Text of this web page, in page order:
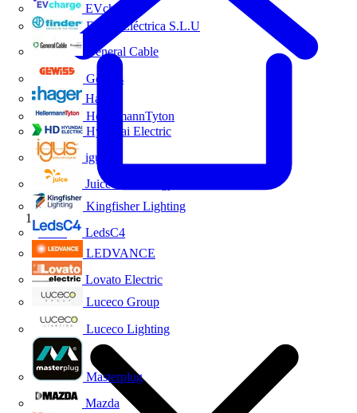
EVcharge
Finder Eléctrica S.L.U
General Cable
Gewiss
Hager
HellermannTyton
Hyundai Electric
igus
Juice Technology
Kingfisher Lighting
LedsC4
LEDVANCE
Lovato Electric
Luceco Group
Luceco Lighting
Masterplug
Mazda
Inicio